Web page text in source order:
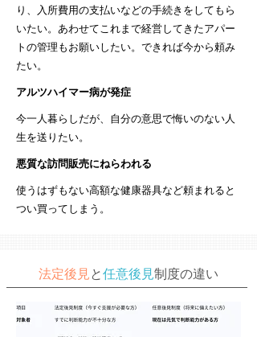
り、入所費用の支払いなどの手続きをしてもら
いたい。あわせてこれまで経営してきたアパー
トの管理もお願いしたい。できれば今から頼み
たい。
アルツハイマー病が発症
今一人暮らしだが、自分の意思で悔いのない人
生を送りたい。
悪質な訪問販売にねらわれる
使うはずもない高額な健康器具など頼まれると
つい買ってしまう。
法定後見と任意後見制度の違い